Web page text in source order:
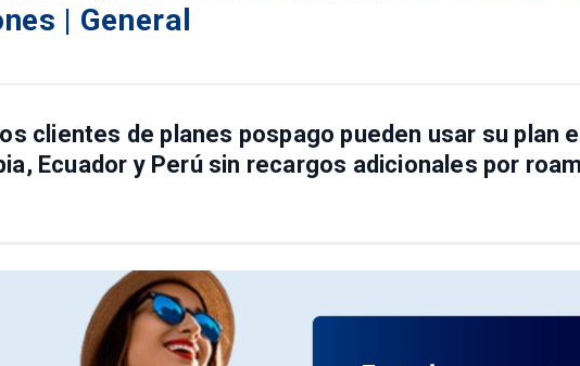
| General
clientes de planes pospago pueden usar su plan
Ecuador y Perú sin recargos adicionales por